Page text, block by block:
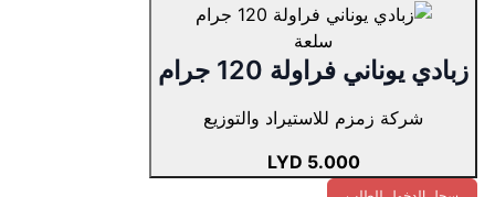
سلعة
زبادي يوناني فراولة 120 جرام
شركة زمزم للاستيراد والتوزيع
5.000 LYD